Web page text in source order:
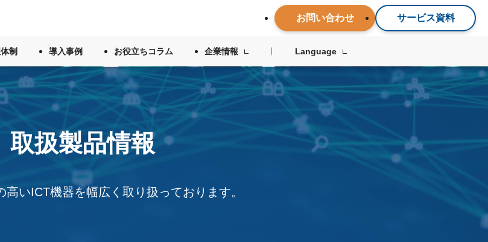
お問い合わせ サービス資料
制 導入事例 お役立ちコラム 企業情報 Language
取扱製品情報
高いICT機器を幅広く取り扱っております。